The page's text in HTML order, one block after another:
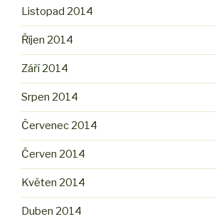
Listopad 2014
Říjen 2014
Září 2014
Srpen 2014
Červenec 2014
Červen 2014
Květen 2014
Duben 2014